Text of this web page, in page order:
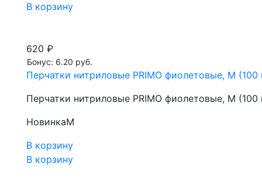
В корзину
620 ₽
Бонус: 6.20 руб.
Перчатки нитриловые PRIMO фиолетовые, M (100
Перчатки нитриловые PRIMO фиолетовые, M (100
НовинкаM
В корзину
В корзину